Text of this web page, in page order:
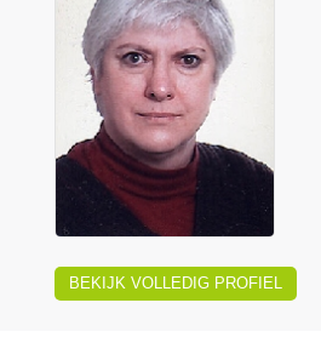
BEKIJK VOLLEDIG PROFIEL